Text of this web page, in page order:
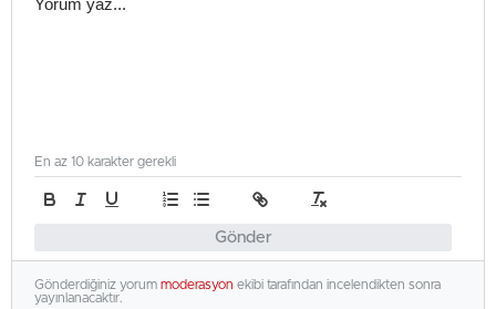
Gönder
En az 10 karakter gerekli
Gönderdiğiniz yorum moderasyon ekibi tarafından incelendikten sonra
yayınlanacaktır.